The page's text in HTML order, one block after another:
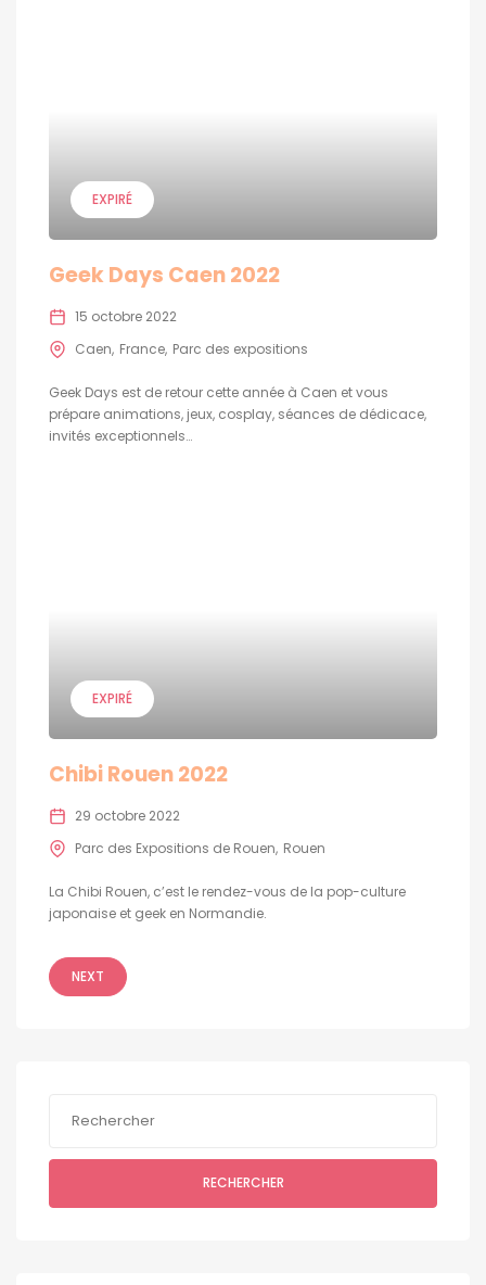
EXPIRÉ
Geek Days Caen 2022
15 octobre 2022
Caen France Parc des expositions
Geek Days est de retour cette année à Caen et vous
prépare animations, jeux, cosplay, séances de dédicace,
invités exceptionnels…
EXPIRÉ
Chibi Rouen 2022
29 octobre 2022
Parc des Expositions de Rouen Rouen
La Chibi Rouen, c’est le rendez-vous de la pop-culture
japonaise et geek en Normandie.
NEXT
RECHERCHER